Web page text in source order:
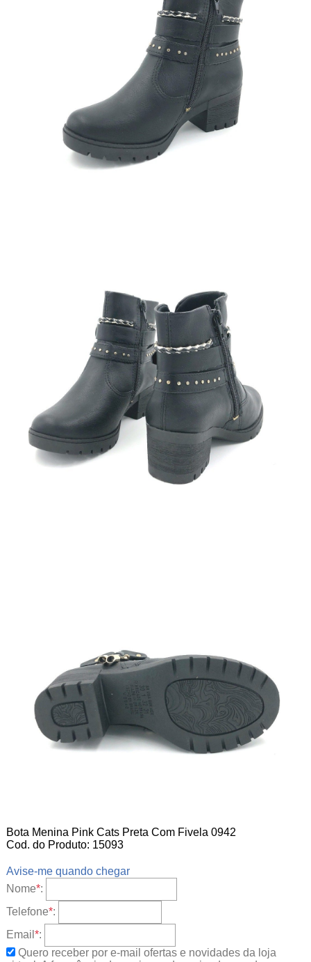
Bota Menina Pink Cats Preta Com Fivela 0942
Cod. do Produto: 15093
Avise-me quando chegar
Nome*:
Telefone*:
Email *:
Quero receber por e-mail ofertas e novidades da loja